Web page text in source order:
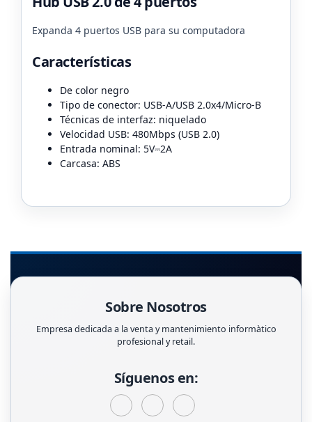
Expanda 4 puertos USB para su computadora
Características
De color negro
Tipo de conector: USB-A/USB 2.0x4/Micro-B
Técnicas de interfaz: niquelado
Velocidad USB: 480Mbps (USB 2.0)
Entrada nominal: 5V⎓2A
Carcasa: ABS
Sobre Nosotros
Empresa dedicada a la venta y mantenimiento informàtico
profesional y retail.
Síguenos en: